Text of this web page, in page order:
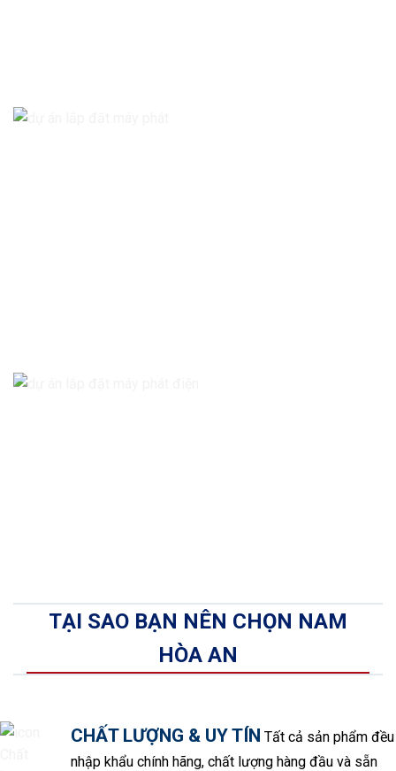
TẠI SAO BẠN NÊN CHỌN NAM
HÒA AN
CHẤT LƯỢNG & UY TÍN Tất cả sản phẩm đều
nhập khẩu chính hãng, chất lượng hàng đầu và sẵn